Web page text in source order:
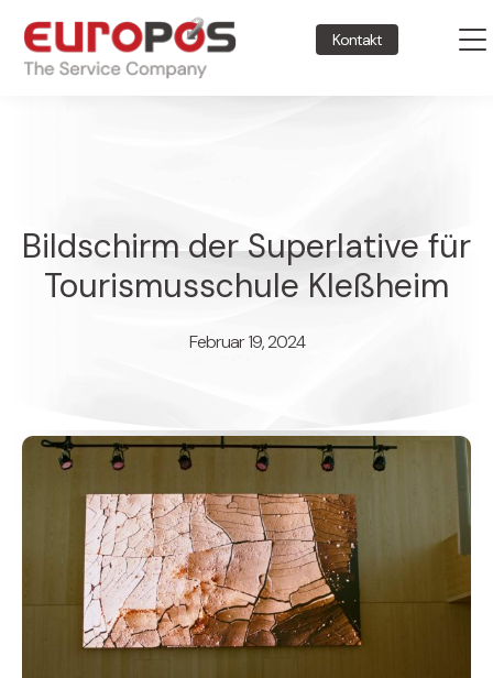
Kontakt
Bildschirm der Superlative für
Tourismusschule Kleßheim
Februar 19, 2024